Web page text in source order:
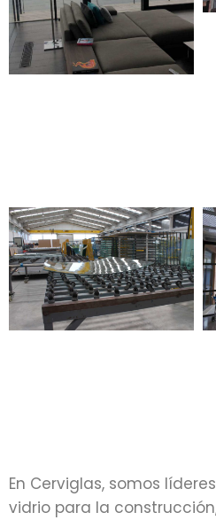
En Cerviglas, somos
vidrio para la